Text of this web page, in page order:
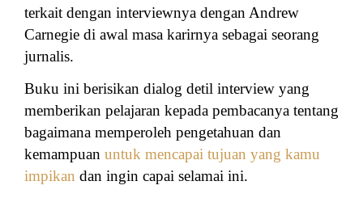
terkait dengan interviewnya dengan Andrew
Carnegie di awal masa karirnya sebagai seorang
jurnalis.
Buku ini berisikan dialog detil interview yang
memberikan pelajaran kepada pembacanya tentang
bagaimana memperoleh pengetahuan dan
kemampuan untuk mencapai tujuan yang kamu
impikan dan ingin capai selamai ini.